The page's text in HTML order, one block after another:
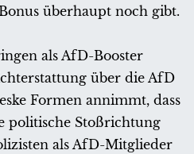
überhaupt noch gibt.
als AfD-Booster
über die AfD
Formen annimmt, dass
politische Stoßrichtung
als AfD-Mitglieder